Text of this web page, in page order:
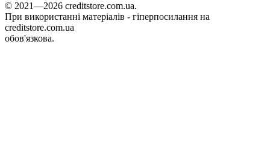
© 2021—2026 creditstore.com.ua.
При використанні матеріалів - гіперпосилання на
creditstore.com.ua
обов'язкова.